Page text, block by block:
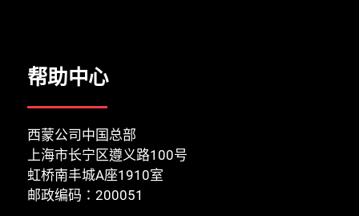
帮助中心
西蒙公司中国总部
上海市长宁区遵义路100号
虹桥南丰城A座1910室
邮政编码：200051